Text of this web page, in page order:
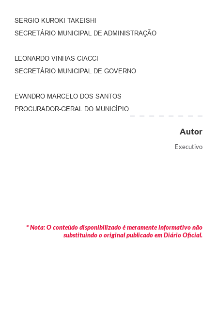
SERGIO KUROKI TAKEISHI
SECRETÁRIO MUNICIPAL DE ADMINISTRAÇÃO
LEONARDO VINHAS CIACCI
SECRETÁRIO MUNICIPAL DE GOVERNO
EVANDRO MARCELO DOS SANTOS
PROCURADOR-GERAL DO MUNICÍPIO
Autor
Executivo
* Nota: O conteúdo disponibilizado é meramente informativo não
substituindo o original publicado em Diário Oficial.